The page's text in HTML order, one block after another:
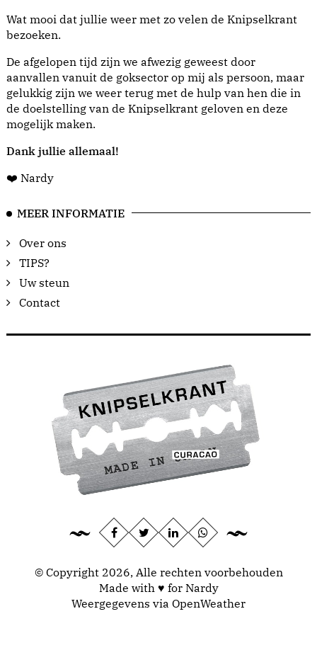
Wat mooi dat jullie weer met zo velen de Knipselkrant
bezoeken.
De afgelopen tijd zijn we afwezig geweest door
aanvallen vanuit de goksector op mij als persoon, maar
gelukkig zijn we weer terug met de hulp van hen die in
de doelstelling van de Knipselkrant geloven en deze
mogelijk maken.
Dank jullie allemaal!
❤️ Nardy
MEER INFORMATIE
Over ons
TIPS?
Uw steun
Contact
© Copyright 2026, Alle rechten voorbehouden
Made with ♥ for Nardy
Weergegevens via OpenWeather